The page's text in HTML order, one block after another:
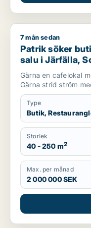
Patrik söker butik
7 mån sedan
Patrik söker
salu i Järfälla,
Gärna en cafelokal
Gärna strid ström
Type
Butik,
Storlek
40 - 250 m2
Max. per månad
2 000 000 SEK